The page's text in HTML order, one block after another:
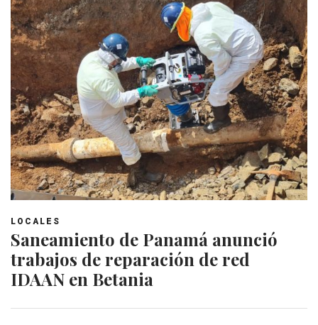
LOCALES
Saneamiento de Panamá anunció
trabajos de reparación de red
IDAAN en Betania